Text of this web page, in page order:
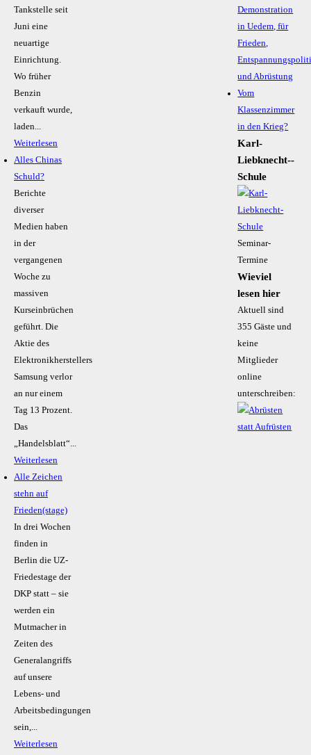
Tankstelle seit
Juni eine
neuartige
Einrichtung.
Wo früher
Benzin
verkauft wurde,
laden...
Weiterlesen
Alles Chinas
Schuld?
Berichte
diverser
Medien haben
in der
vergangenen
Woche zu
massiven
Kurseinbrüchen
geführt. Die
Aktie des
Elektronikherstellers
Samsung verlor
an nur einem
Tag 13 Prozent.
Das
„Handelsblatt“...
Weiterlesen
Alle Zeichen
stehn auf
Frieden(stage)
In drei Wochen
finden in
Berlin die UZ-
Friedestage der
DKP statt – sie
werden ein
Mutmacher in
Zeiten des
Generalangriffs
auf unsere
Lebens- und
Arbeitsbedingungen
sein,...
Weiterlesen
Demonstration
in Uedem, für
Frieden,
und Abrüstung
Vom
Klassenzimmer
in den Krieg?
Karl-
Liebknecht-­
Schule
Seminar-
Termine
Wieviel
lesen hier
Aktuell sind
355 Gäste und
keine
Mitglieder
online
unterschreiben: